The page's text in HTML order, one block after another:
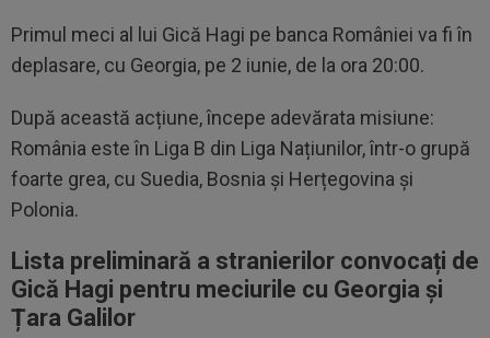
Primul meci al lui Gică Hagi pe banca României va fi în
deplasare, cu Georgia, pe 2 iunie, de la ora 20:00.
După această acțiune, începe adevărata misiune:
România este în Liga B din Liga Națiunilor, într-o grupă
foarte grea, cu Suedia, Bosnia și Herțegovina și
Polonia.
Lista preliminară a stranierilor convocați de
Gică Hagi pentru meciurile cu Georgia și
Țara Galilor